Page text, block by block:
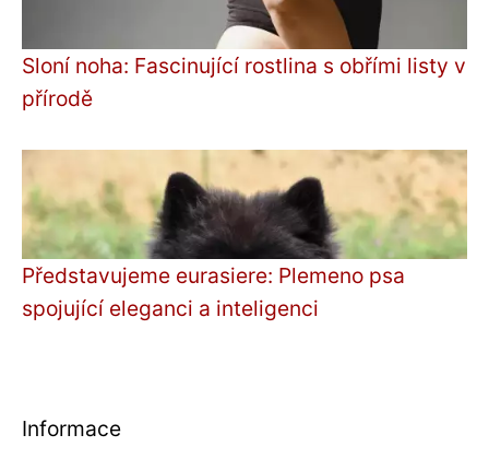
Sloní noha: Fascinující rostlina s obřími listy v
přírodě
Představujeme eurasiere: Plemeno psa
spojující eleganci a inteligenci
Informace